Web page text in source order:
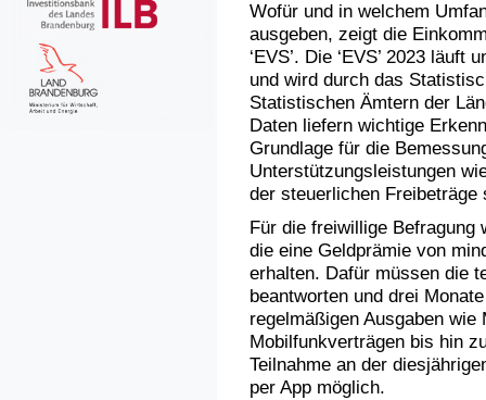
Wofür und in welchem
ausgeben, zeigt die
‘EVS’. Die ‘EVS’ 2023 läuft
und wird durch das
Statistischen Ämtern der
Daten liefern wichtige
Grundlage für die
Unterstützungsleistungen
der steuerlichen
Für die freiwillige Befragung
die eine Geldprämie von
erhalten. Dafür müssen die
beantworten und drei
regelmäßigen Ausgaben wie
Mobilfunkverträgen bis hin
Teilnahme an der
per App möglich.